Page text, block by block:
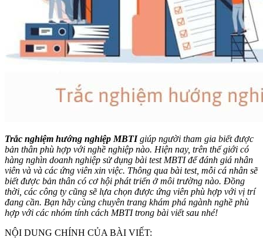
Trắc nghiệm hướng nghiệp MBTIgiúp người tham gia biết được
bản thân phù hợp với nghề nghiệp nào. Hiện nay, trên thế giới có
hàng nghìn doanh nghiệp sử dụng bài test MBTI để đánh giá nhân
viên và và các ứng viên xin việc. Thông qua bài test, mỗi cá nhân sẽ
biết được bản thân có cơ hội phát triển ở môi trường nào. Đồng
thời, các công ty cũng sẽ lựa chọn được ứng viên phù hợp với vị trí
đang cần. Bạn hãy cùng chuyên trang khám phá ngành nghề phù
hợp với các nhóm tính cách MBTI trong bài viết sau nhé!
NỘI DUNG CHÍNH CỦA BÀI VIẾT: